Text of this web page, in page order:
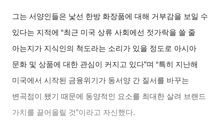
그는 서양인들은 낯선 한방 화장품에 대해 거부감을 보일 수
있다는 지적에 “최근 미국 상류 사회에선 젓가락을 쓸 줄
아는지가 지식인의 척도라는 소리가 있을 정도로 아시아
문화 및 상품에 대한 관심이 커지고 있다”며 “특히 지난해
미국에서 시작된 금융위기가 동서양 간 질서를 바꾸는
변곡점이 됐기 때문에 동양적인 요소를 최대한 살려 브랜드
가치를 끌어올릴 것”이라고 자신했다.